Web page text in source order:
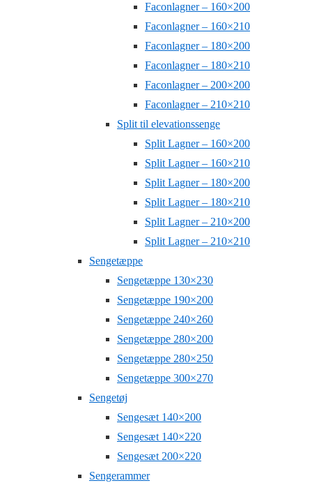
Faconlagner – 160×200
Faconlagner – 160×210
Faconlagner – 180×200
Faconlagner – 180×210
Faconlagner – 200×200
Faconlagner – 210×210
Split til elevationssenge
Split Lagner – 160×200
Split Lagner – 160×210
Split Lagner – 180×200
Split Lagner – 180×210
Split Lagner – 210×200
Split Lagner – 210×210
Sengetæppe
Sengetæppe 130×230
Sengetæppe 190×200
Sengetæppe 240×260
Sengetæppe 280×200
Sengetæppe 280×250
Sengetæppe 300×270
Sengetøj
Sengesæt 140×200
Sengesæt 140×220
Sengesæt 200×220
Sengerammer